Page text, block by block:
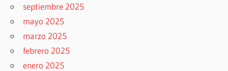
septiembre 2025
mayo 2025
marzo 2025
febrero 2025
enero 2025